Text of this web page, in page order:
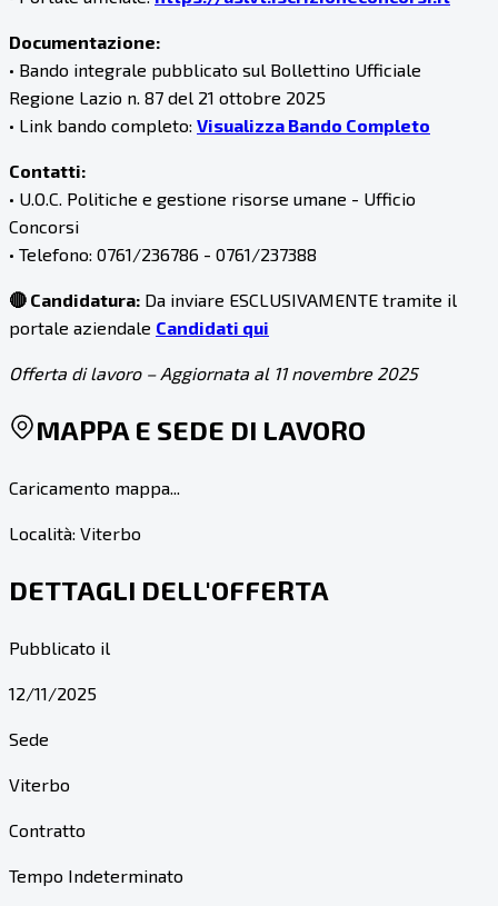
Documentazione:
• Bando integrale pubblicato sul Bollettino Ufficiale
Regione Lazio n. 87 del 21 ottobre 2025
• Link bando completo: Visualizza Bando Completo
Contatti:
• U.O.C. Politiche e gestione risorse umane - Ufficio
Concorsi
• Telefono: 0761/236786 - 0761/237388
🔴 Candidatura: Da inviare ESCLUSIVAMENTE tramite il
portale aziendale Candidati qui
Offerta di lavoro – Aggiornata al 11 novembre 2025
MAPPA E SEDE DI LAVORO
Caricamento mappa...
Località: Viterbo
DETTAGLI DELL'OFFERTA
Pubblicato il
12/11/2025
Sede
Viterbo
Contratto
Tempo Indeterminato